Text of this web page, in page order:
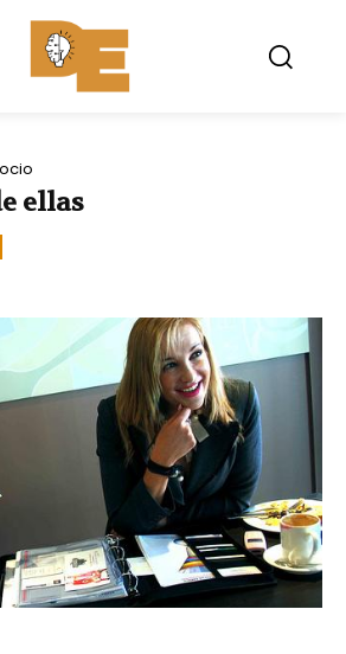
ellas